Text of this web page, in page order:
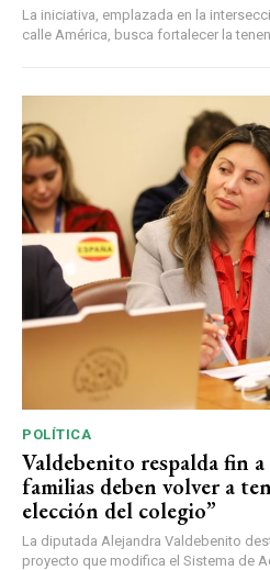
La iniciativa, emplazada en la
calle América, busca fortalecer la
POLÍTICA
Valdebenito respalda fin
familias deben volver a
elección del colegio”
La diputada Alejandra Valdebenito
proyecto que modifica el Sistema de